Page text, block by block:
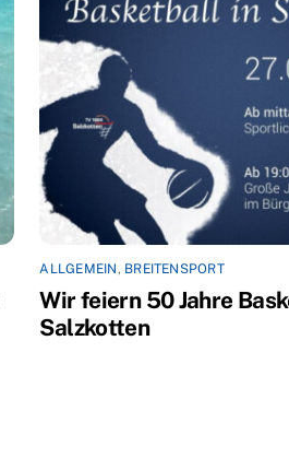
ALLGEMEIN, BREITENSPORT
Wir feiern 50 Jahre
Salzkotten